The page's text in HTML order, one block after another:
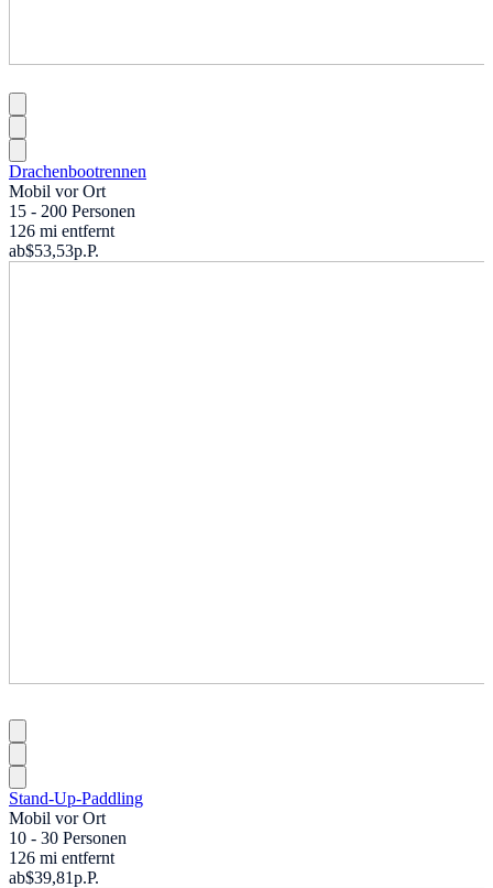
Drachenbootrennen
Mobil vor Ort
15 - 200 Personen
126 mi entfernt
ab$53,53p.P.
Stand-Up-Paddling
Mobil vor Ort
10 - 30 Personen
126 mi entfernt
ab$39,81p.P.